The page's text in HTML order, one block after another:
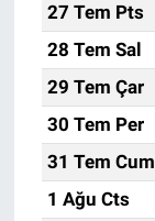
27 Tem Pts
28 Tem Sal
29 Tem Çar
30 Tem Per
31 Tem Cum
1 Ağu Cts